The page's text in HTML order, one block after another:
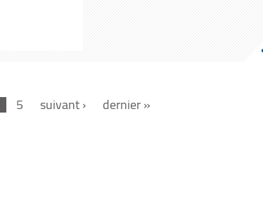
5 suivant › dernier »